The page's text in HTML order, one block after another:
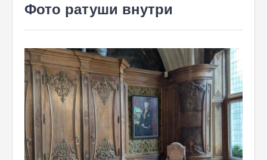
Фото ратуши внутри